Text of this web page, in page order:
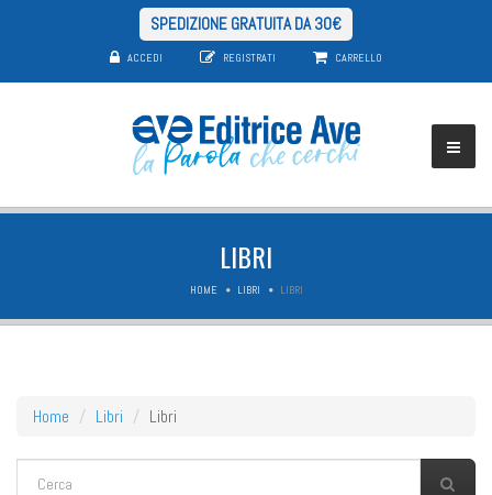
SPEDIZIONE GRATUITA DA 30€
ACCEDI REGISTRATI CARRELLO
LIBRI
HOME LIBRI LIBRI
Home Libri Libri
FORM DI RICERCA